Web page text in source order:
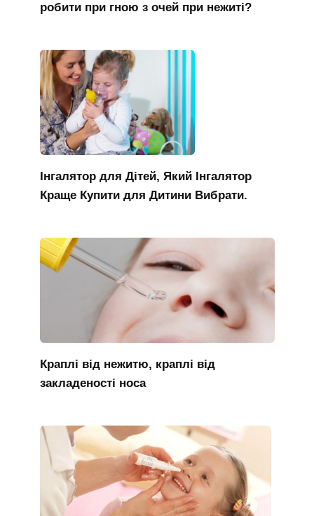
робити при гною з очей при нежиті?
Інгалятор для Дітей, Який Інгалятор
Краще Купити для Дитини Вибрати.
Краплі від нежитю, краплі від
закладеності носа